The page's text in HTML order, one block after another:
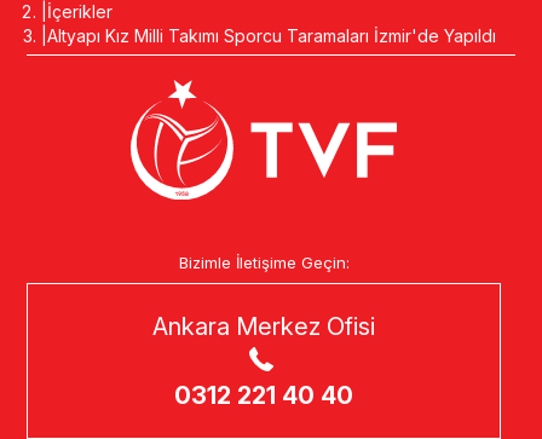
İçerikler
Altyapı Kız Milli Takımı Sporcu Taramaları İzmir'de Yapıldı
Bizimle İletişime Geçin:
Ankara Merkez Ofisi
0312 221 40 40